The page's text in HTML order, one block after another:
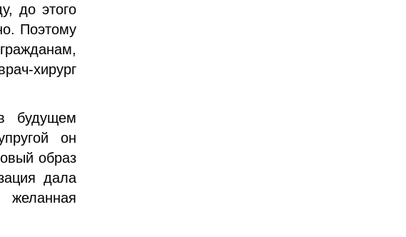
до этого
Поэтому
хирург
будущем
он
образ
дала